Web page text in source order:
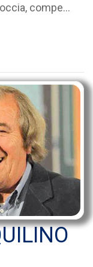
compe...